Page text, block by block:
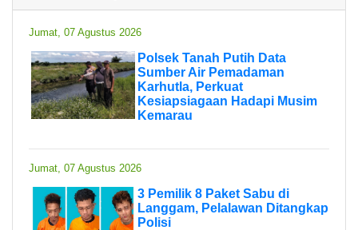
Jumat, 07 Agustus 2026
Polsek Tanah Putih Data
Sumber Air Pemadaman
Karhutla, Perkuat
Kesiapsiagaan Hadapi Musim
Kemarau
Jumat, 07 Agustus 2026
3 Pemilik 8 Paket Sabu di
Langgam, Pelalawan Ditangkap
Polisi